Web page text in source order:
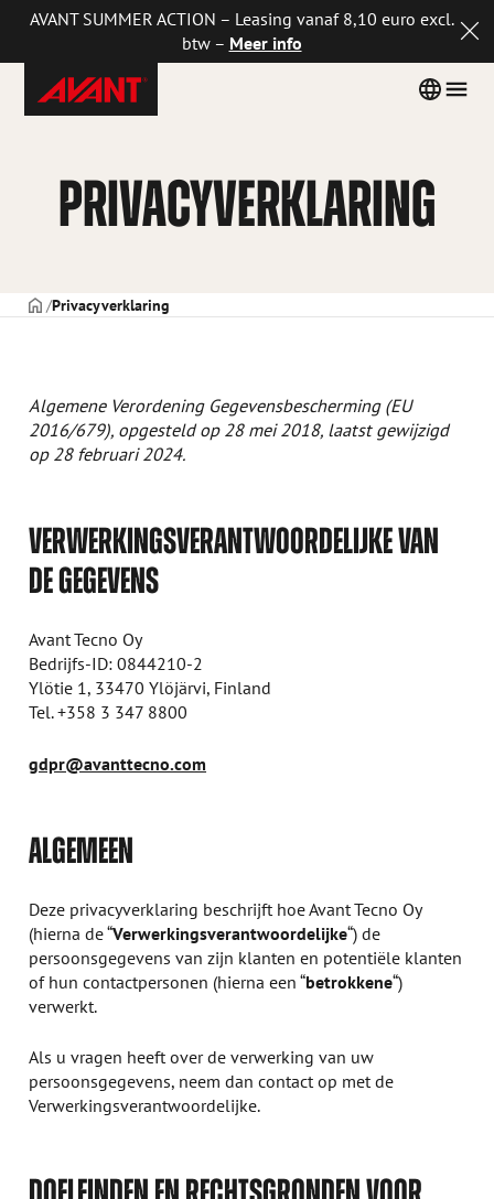
content
AVANT SUMMER ACTION – Leasing vanaf 8,10 euro excl.
btw – Meer info
Avant
Tecno
Netherlands
Country
PRIVACYVERKLARING
VOORPAGINA
Privacyverklaring
Algemene Verordening Gegevensbescherming (EU
2016/679), opgesteld op 28 mei 2018, laatst gewijzigd
op 28 februari 2024.
VERWERKINGSVERANTWOORDELIJKE VAN
DE GEGEVENS
Avant Tecno Oy
Bedrijfs-ID: 0844210-2
Ylötie 1, 33470 Ylöjärvi, Finland
Tel. +358 3 347 8800
gdpr@avanttecno.com
ALGEMEEN
Deze privacyverklaring beschrijft hoe Avant Tecno Oy
(hierna de “Verwerkingsverantwoordelijke“) de
persoonsgegevens van zijn klanten en potentiële klanten
of hun contactpersonen (hierna een “betrokkene“)
verwerkt.
Als u vragen heeft over de verwerking van uw
persoonsgegevens, neem dan contact op met de
Verwerkingsverantwoordelijke.